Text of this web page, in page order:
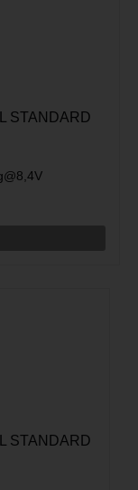
STANDARD
STANDARD